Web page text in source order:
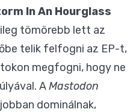
In An Hourglass
tömörebb lett az
telik felfogni az EP-t,
megfogni, hogy ne
AMastodon
dominálnak,